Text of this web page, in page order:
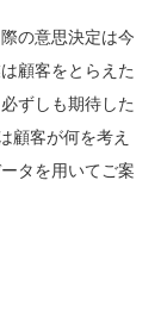
の意思決定は今
顧客をとらえた
ずしも期待した
顧客が何を考え
タを用いてご案